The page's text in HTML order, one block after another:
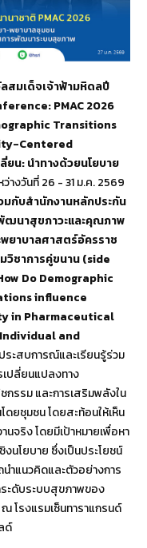
สมเด็จเจ้าฟ้ามหิดลปี
PMAC 2026
Transitions
Centered
ยน: นำทางด้วยนโยบาย
างวันที่ 26 - 31 ม.ค. 2569
กับสำนักงานหลักประกัน
ฒนาสุขภาวะและคุณภาพ
ยาบาลศาสตร์อัครราช
วิชาการคู่ขนาน (side
Do Demographic
influence
in Pharmaceutical
Individual and
ระสบการณ์และเรียนรู้ร่วม
เปลี่ยนแปลงทาง
รรม และการเสริมพลังใน
ยชุมชน โดยสะท้อนให้เห็น
จริง โดยมีเป้าหมายเพื่อหา
งนโยบาย ซึ่งเป็นประโยชน์
นำแนวคิดและตัวอย่างการ
ระดับระบบสุขภาพของ
โรงแรมเซ็นทาราแกรนด์
ด์